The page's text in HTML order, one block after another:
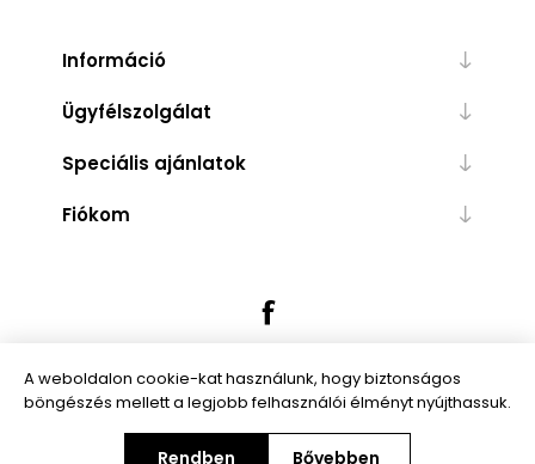
Információ
Ügyfélszolgálat
Speciális ajánlatok
Fiókom
Powered bynopCommerce
A weboldalon cookie-kat használunk, hogy biztonságos
böngészés mellett a legjobb felhasználói élményt nyújthassuk.
Rendben Bővebben